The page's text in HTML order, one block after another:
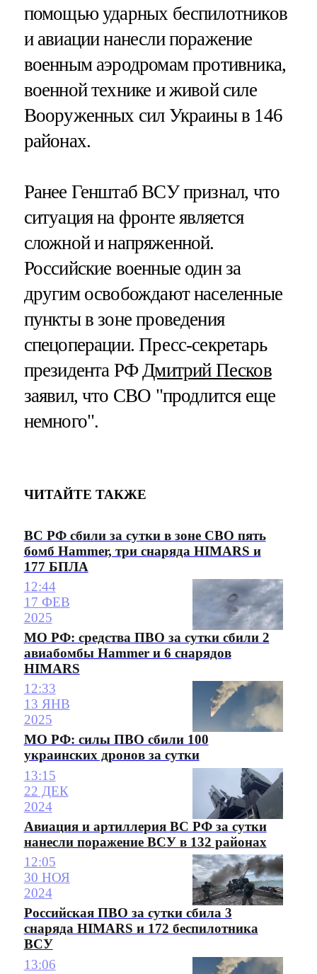
помощью ударных беспилотников
и авиации нанесли поражение
военным аэродромам противника,
военной технике и живой силе
Вооруженных сил Украины в 146
районах.
Ранее Генштаб ВСУ признал, что
ситуация на фронте является
сложной и напряженной.
Российские военные один за
другим освобождают населенные
пункты в зоне проведения
спецоперации. Пресс-секретарь
президента РФ Дмитрий Песков
заявил, что СВО "продлится еще
немного".
ЧИТАЙТЕ ТАКЖЕ
ВС РФ сбили за сутки в зоне СВО пять
бомб Hammer, три снаряда HIMARS и
177 БПЛА
12:44
17 ФЕВ
2025
МО РФ: средства ПВО за сутки сбили 2
авиабомбы Hammer и 6 снарядов
HIMARS
12:33
13 ЯНВ
2025
МО РФ: силы ПВО сбили 100
украинских дронов за сутки
13:15
22 ДЕК
2024
Авиация и артиллерия ВС РФ за сутки
нанесли поражение ВСУ в 132 районах
12:05
30 НОЯ
2024
Российская ПВО за сутки сбила 3
снаряда HIMARS и 172 беспилотника
ВСУ
13:06